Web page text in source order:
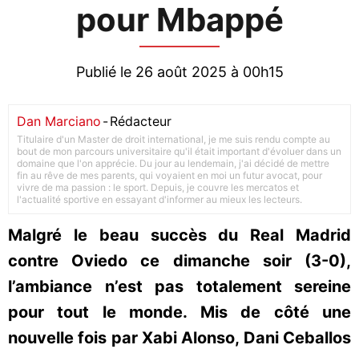
pour Mbappé
Publié le 26 août 2025 à 00h15
Dan Marciano -Rédacteur
Titulaire d'un Master de droit international, je me suis rendu compte au
bout de mon parcours universitaire qu'il était important d'évoluer dans un
domaine que l'on apprécie. Du jour au lendemain, j'ai décidé de mettre
fin au rêve de mes parents, qui voyaient en moi un futur avocat, pour
vivre de ma passion : le sport. Depuis, je couvre les mercatos et
l'actualité sportive en essayant d'informer au mieux les lecteurs.
Malgré le beau succès du Real Madrid
contre Oviedo ce dimanche soir (3-0),
l’ambiance n’est pas totalement sereine
pour tout le monde. Mis de côté une
nouvelle fois par Xabi Alonso, Dani Ceballos